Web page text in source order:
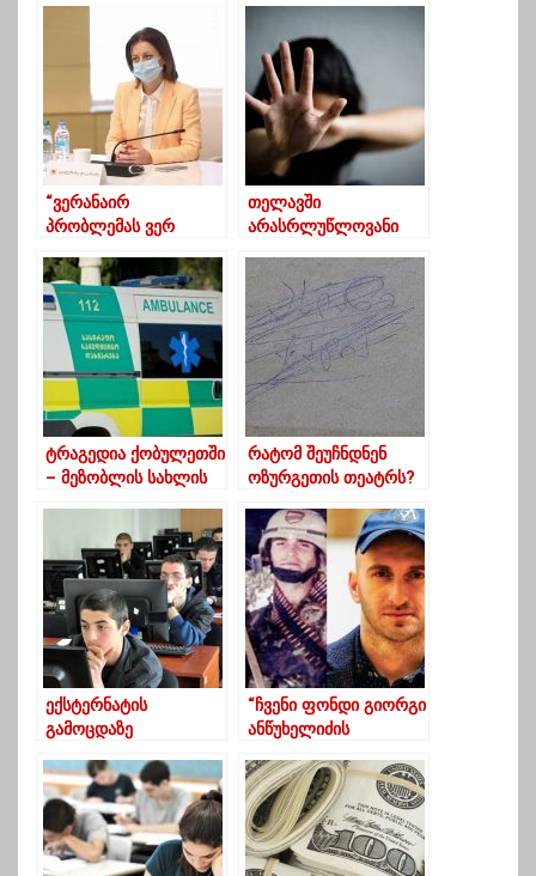
“ვერანაირ
პრობლემას ვერ
მომავალ პერიოდში
გავიკეთო აცრა”
თელავში
არასრლუწლოვანი
შემდეგაც ის ძმამ
რამდენჯერმე სცემა
ტრაგედია ქობულეთში
– მეზობლის სახლის
შვილი გადავარდა და
დაიღუპა
რატომ შეუჩნდნენ
ოზურგეთის თეატრს?
დაგემართათ”?
ექსტერნატის
გამოცდაზე
ხვალიდან იწყება
“ჩვენი ფონდი გიორგი
ანწუხელიძის
სტიპენდიას
დააწესებს”-კეკელიძე